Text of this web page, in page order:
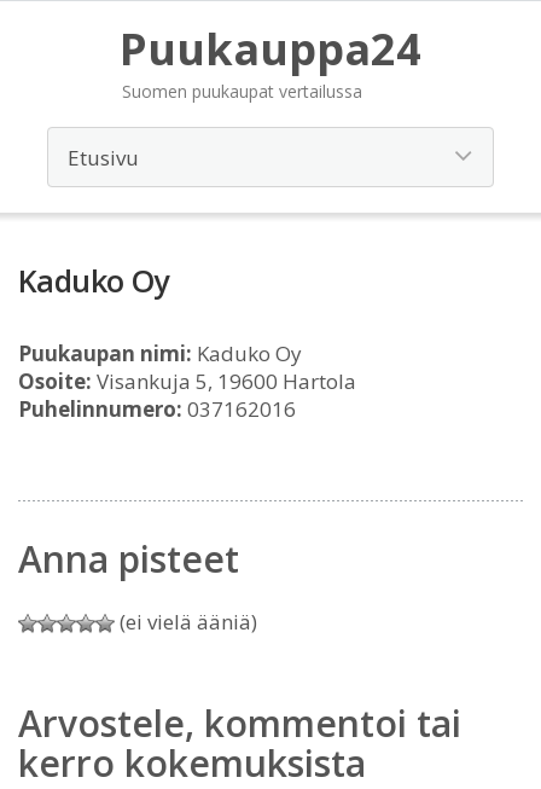
Puukauppa24
Suomen puukaupat vertailussa
Kaduko Oy
Puukaupan nimi: Kaduko Oy
Osoite: Visankuja 5, 19600 Hartola
Puhelinnumero: 037162016
Anna pisteet
(ei vielä ääniä)
Arvostele, kommentoi tai
kerro kokemuksista